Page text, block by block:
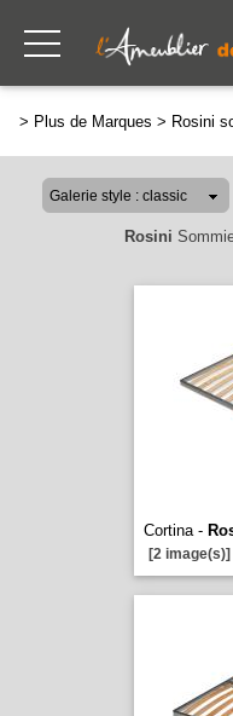
> Plus de Marques > Rosini
Rosini
Cortina -
[2 image(s)]